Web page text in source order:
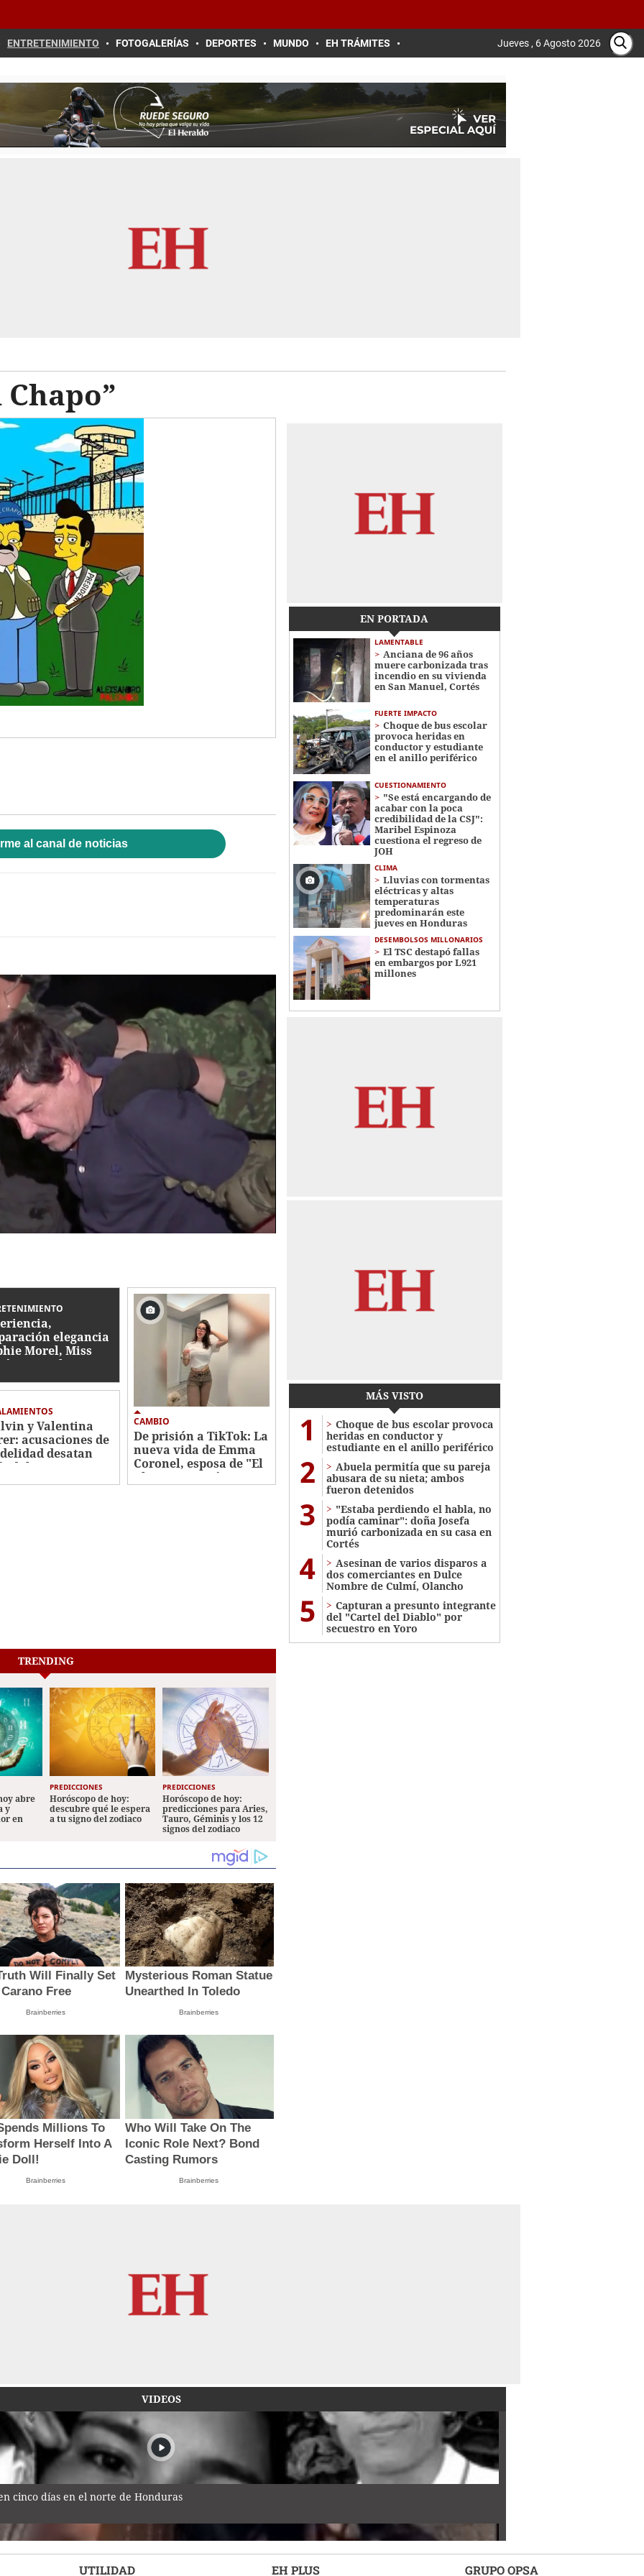
ENTRETENIMIENTO FOTOGALERÍAS DEPORTES MUNDO EH TRÁMITES Jueves , 6 Agosto 2026
al canal de noticias
elegancia
Morel, Miss
va por la
2026
y Valentina
acusaciones de
desatan
CAMBIO
De prisión a TikTok: La
nueva vida de Emma
Coronel, esposa de "El
Chapo" Guzmán
EN PORTADA
LAMENTABLE
Anciana de 96 años
muere carbonizada tras
incendio en su vivienda
en San Manuel, Cortés
FUERTE IMPACTO
Choque de bus escolar
provoca heridas en
conductor y estudiante
en el anillo periférico
CUESTIONAMIENTO
"Se está encargando de
acabar con la poca
credibilidad de la CSJ":
Maribel Espinoza
cuestiona el regreso de
JOH
CLIMA
Lluvias con tormentas
eléctricas y altas
temperaturas
predominarán este
jueves en Honduras
DESEMBOLSOS MILLONARIOS
El TSC destapó fallas
en embargos por L921
millones
MÁS VISTO
1
Choque de bus escolar provoca
heridas en conductor y
estudiante en el anillo periférico
2
Abuela permitía que su pareja
abusara de su nieta; ambos
fueron detenidos
3
"Estaba perdiendo el habla, no
podía caminar": doña Josefa
murió carbonizada en su casa en
Cortés
4
Asesinan de varios disparos a
dos comerciantes en Dulce
Nombre de Culmí, Olancho
5
Capturan a presunto integrante
del "Cartel del Diablo" por
secuestro en Yoro
TRENDING
abre
y
en
PREDICCIONES
Horóscopo de hoy:
descubre qué le espera
a tu signo del zodiaco
PREDICCIONES
Horóscopo de hoy:
predicciones para Aries,
Tauro, Géminis y los 12
signos del zodiaco
Will Finally Set
Free
Brainberries
Mysterious Roman Statue
Unearthed In Toledo
Brainberries
Millions To
Herself Into A
Doll!
Brainberries
Who Will Take On The
Iconic Role Next? Bond
Casting Rumors
Brainberries
VIDEOS
cinco días en el norte de Honduras
UTILIDAD EH PLUS GRUPO OPSA